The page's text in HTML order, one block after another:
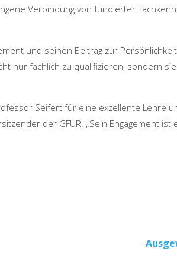
Verbindung von fundierter
und seinen Beitrag zur
nur fachlich zu qualifizieren, sondern
Seifert für eine exzellente Lehre
der GFUR. „Sein Engagement ist